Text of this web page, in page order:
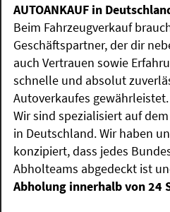
AUTOANKAUF in
Beim Fahrzeugverkauf
Geschäftspartner, der dir
auch Vertrauen sowie
schnelle und absolut
Autoverkaufes gewährleistet.
Wir sind spezialisiert auf
in Deutschland. Wir haben
konzipiert, dass jedes
Abholteams abgedeckt ist
Abholung innerhalb von 24